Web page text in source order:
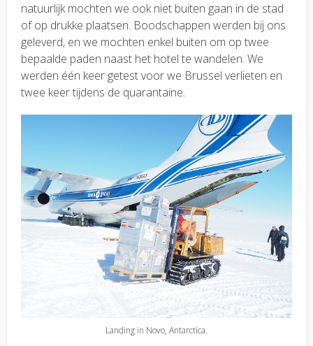
natuurlijk mochten we ook niet buiten gaan in de stad
of op drukke plaatsen. Boodschappen werden bij ons
geleverd, en we mochten enkel buiten om op twee
bepaalde paden naast het hotel te wandelen. We
werden één keer getest voor we Brussel verlieten en
twee keer tijdens de quarantaine.
Landing in Novo, Antarctica.